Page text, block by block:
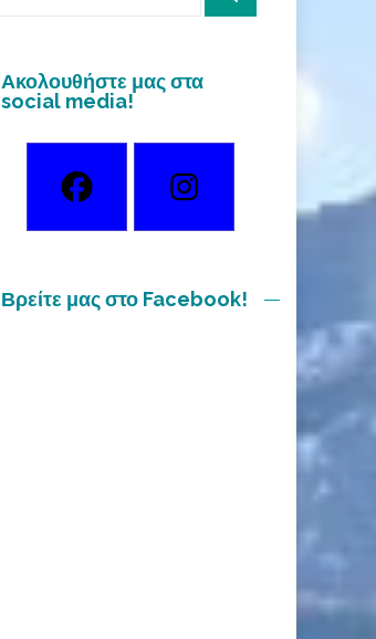
Ακολουθήστε μας στα
social media!
Βρείτε μας στο Facebook!